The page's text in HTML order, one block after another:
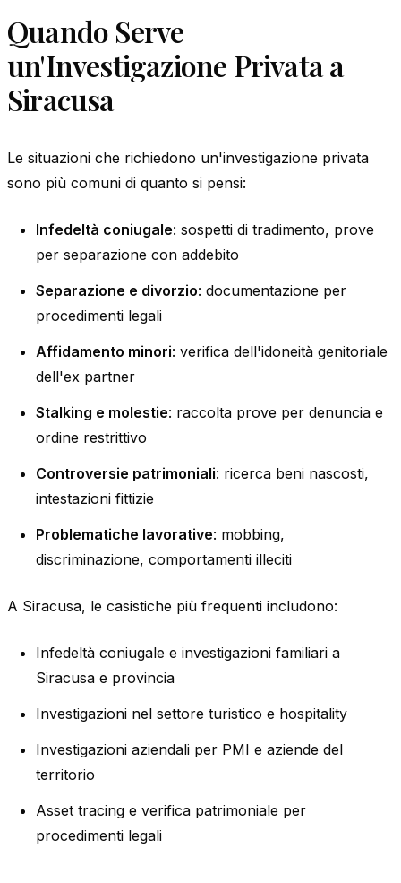
Quando Serve
un'Investigazione Privata a
Siracusa
Le situazioni che richiedono un'investigazione privata
sono più comuni di quanto si pensi:
Infedeltà coniugale: sospetti di tradimento, prove
per separazione con addebito
Separazione e divorzio: documentazione per
procedimenti legali
Affidamento minori: verifica dell'idoneità genitoriale
dell'ex partner
Stalking e molestie: raccolta prove per denuncia e
ordine restrittivo
Controversie patrimoniali: ricerca beni nascosti,
intestazioni fittizie
Problematiche lavorative: mobbing,
discriminazione, comportamenti illeciti
A Siracusa, le casistiche più frequenti includono:
Infedeltà coniugale e investigazioni familiari a
Siracusa e provincia
Investigazioni nel settore turistico e hospitality
Investigazioni aziendali per PMI e aziende del
territorio
Asset tracing e verifica patrimoniale per
procedimenti legali